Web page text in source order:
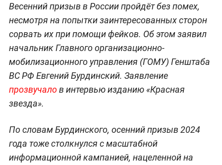
Весенний призыв в России пройдёт без помех,
несмотря на попытки заинтересованных сторон
сорвать их при помощи фейков. Об этом заявил
начальник Главного организационно-
мобилизационного управления (ГОМУ) Генштаба
ВС РФ Евгений Бурдинский. Заявление
прозвучалов интервью изданию «Красная
звезда».
По словам Бурдинского, осенний призыв 2024
года тоже столкнулся с масштабной
информационной кампанией, нацеленной на